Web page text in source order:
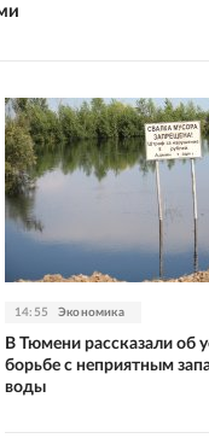
14:55 Экономика
В Тюмени рассказали об
борьбе с неприятным
воды